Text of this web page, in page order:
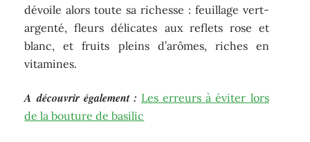
dévoile alors toute sa richesse : feuillage vert-
argenté, fleurs délicates aux reflets rose et
blanc, et fruits pleins d’arômes, riches en
vitamines.
A découvrir également : Les erreurs à éviter lors
de la bouture de basilic